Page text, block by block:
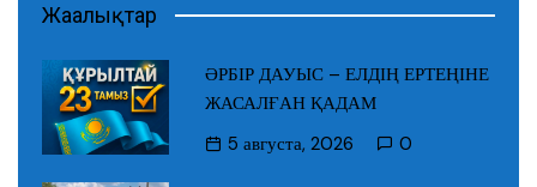
Жаңалықтар
ӘРБІР ДАУЫС – ЕЛДІҢ ЕРТЕҢІНЕ
ЖАСАЛҒАН ҚАДАМ
5 августа, 2026
0